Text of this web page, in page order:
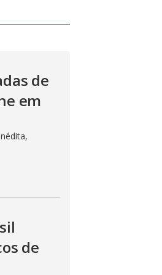
de
em
de